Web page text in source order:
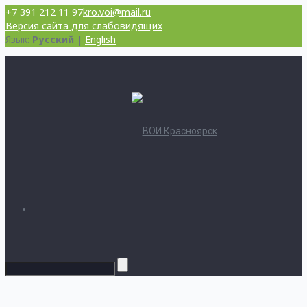
+7 391 212 11 97kro.voi@mail.ru
Версия сайта для слабовидящих
Язык: Русский | English